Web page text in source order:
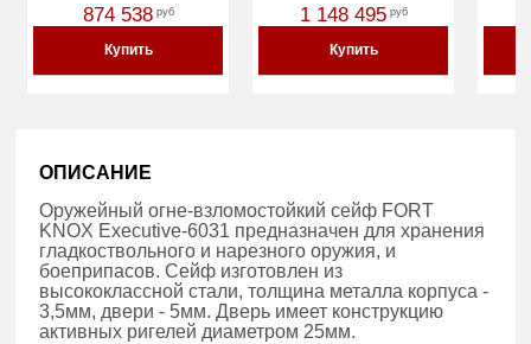
874 538 руб
Купить
1 148 495 руб
Купить
ОПИСАНИЕ
Оружейный огне-взломостойкий сейф FORT
KNOX Executive-6031 предназначен для хранения
гладкоствольного и нарезного оружия, и
боеприпасов. Сейф изготовлен из
высококлаcсной стали, толщина металла корпуса -
3,5мм, двери - 5мм. Дверь имеет конструкцию
активных ригелей диаметром 25мм.